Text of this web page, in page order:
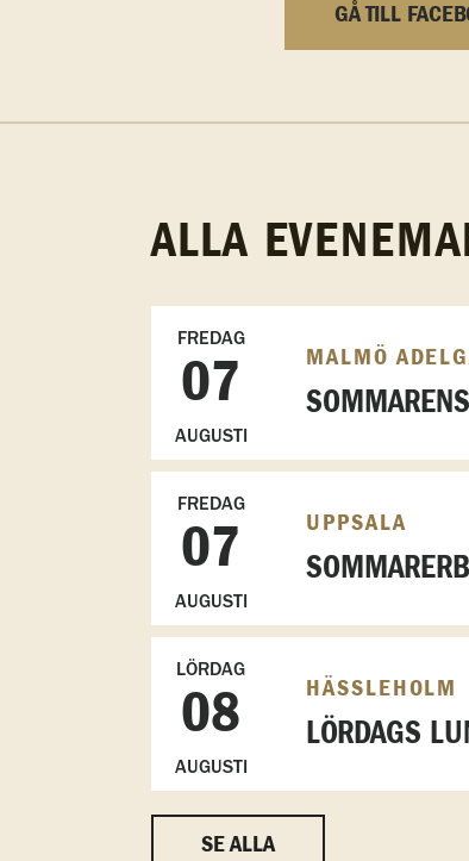
GÅ TILL
ALLA
FREDAG
07
AUGUSTI
MALMÖ
FREDAG
07
AUGUSTI
UPPSALA
LÖRDAG
08
AUGUSTI
HÄSSLEHOLM
LÖRDAGS
SE ALLA